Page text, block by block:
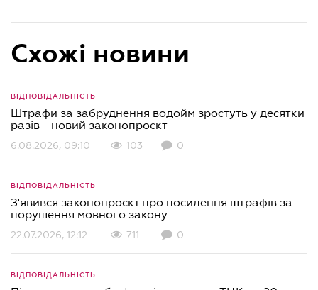
Схожі новини
ВІДПОВІДАЛЬНІСТЬ
Штрафи за забруднення водойм зростуть у десятки
разів - новий законопроєкт
6.08.2026, 09:10 103 0
ВІДПОВІДАЛЬНІСТЬ
З'явився законопроєкт про посилення штрафів за
порушення мовного закону
22.07.2026, 12:12 711 0
ВІДПОВІДАЛЬНІСТЬ